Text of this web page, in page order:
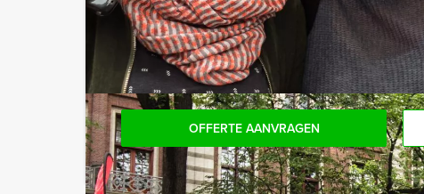
Komt u niet aan het minimale aantal
aantal te betalen, kunt u ook gewoon voor
OFFERTE AANVRAGEN